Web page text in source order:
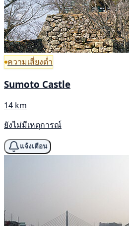
ความเสี่ยงต่ำ
Sumoto Castle
14 km
ยังไม่มีเหตุการณ์
แจ้งเตือน